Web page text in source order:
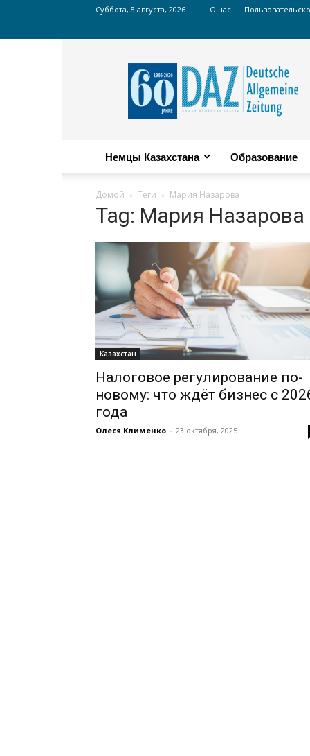
Суббота, 8 августа, 2026 О нас
Russian
DAZ
Немцы Казахстана Образование
Домой Теги Мария Назарова
Tag: Мария Назарова
Казахстан
Налоговое регулирование по-
новому: что ждёт бизнес с
года
Олеся Клименко - 23 октября, 2025